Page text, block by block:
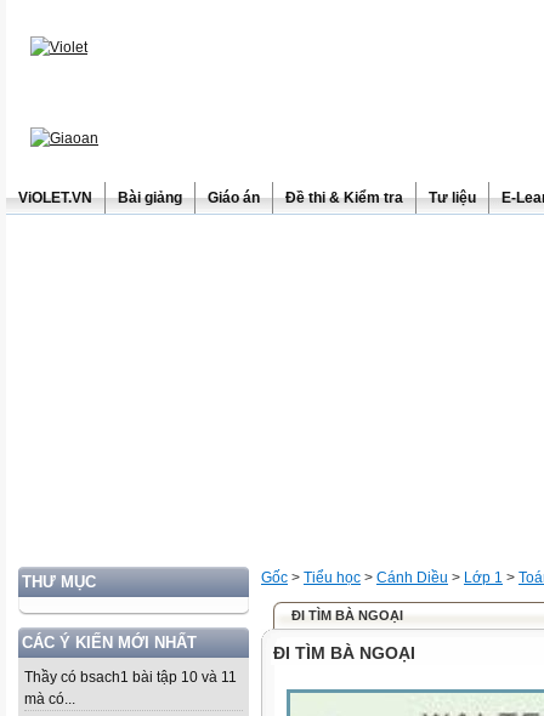
ViOLET.VN Bài giảng Giáo án Đề thi & Kiểm tra Tư liệu E-
THƯ MỤC
CÁC Ý KIẾN MỚI NHẤT
Thầy có bsach1 bài tập 10 và 11
mà có...
Gốc > Tiểu học > Cánh Diều > Lớp 1 >
ĐI TÌM BÀ NGOẠI
ĐI TÌM BÀ NGOẠI